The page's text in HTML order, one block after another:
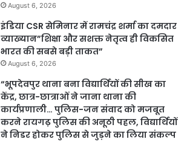
August 6, 2026
इंडिया CSR सेमिनार में रामचंद्र शर्मा का दमदार
व्याख्यान”शिक्षा और सशक्त नेतृत्व ही विकसित
भारत की सबसे बड़ी ताकत”
August 6, 2026
“भूपदेवपुर थाना बना विद्यार्थियों की सीख का
केंद्र, छात्र-छात्राओं ने जाना थाना की
कार्यप्रणाली… पुलिस-जन संवाद को मजबूत
करने रायगढ़ पुलिस की अनूठी पहल, विद्यार्थियों
ने निडर होकर पुलिस से जुड़ने का लिया संकल्प